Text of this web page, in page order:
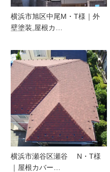
横浜市旭区中尾M・T様｜外
壁塗装,屋根カ…
横浜市瀬谷区瀬谷 N・T様
｜屋根カバー…